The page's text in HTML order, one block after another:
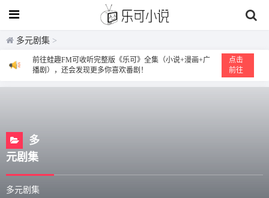
多元剧集 >
前往蛙趣FM可收听完整版《乐可》全集（小说+漫画+广
播剧），还会发现更多你喜欢番剧！
点击
前往
多
元剧集
多元剧集